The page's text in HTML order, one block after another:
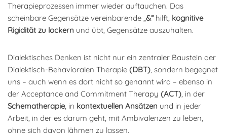
Therapieprozessen immer wieder auftauchen. Das
scheinbare Gegensätze vereinbarende „ &“ hilft, kognitive
Rigidität zu lockern und übt, Gegensätze auszuhalten.
Dialektisches Denken ist nicht nur ein zentraler Baustein der
Dialektisch-Behavioralen Therapie (DBT) , sondern begegnet
uns – auch wenn es dort nicht so genannt wird – ebenso in
der Acceptance and Commitment Therapy (ACT) , in der
Schematherapie, in kontextuellen Ansätzen und in jeder
Arbeit, in der es darum geht, mit Ambivalenzen zu leben,
ohne sich davon lähmen zu lassen.